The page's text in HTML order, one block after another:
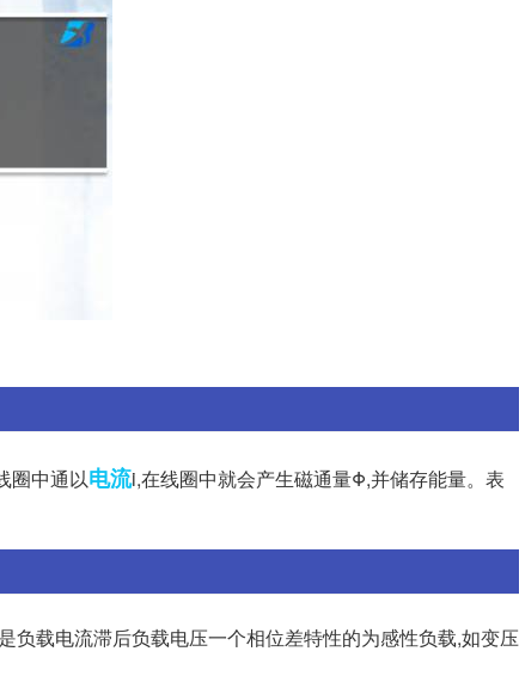
圈中通以电流i,在线圈中就会产生磁通量Φ,并储存能量。表
载电流滞后负载电压一个相位差特性的为感性负载,如变压